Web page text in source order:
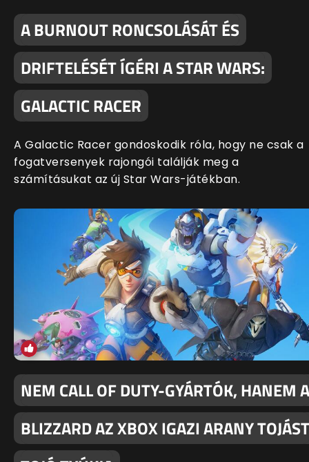
A BURNOUT RONCSOLÁSÁT ÉS
DRIFTELÉSÉT ÍGÉRI A STAR WARS:
GALACTIC RACER
A Galactic Racer gondoskodik róla, hogy ne csak a
fogatversenyek rajongói találják meg a
számításukat az új Star Wars-játékban.
NEM CALL OF DUTY-GYÁRTÓK, HANEM A
BLIZZARD AZ XBOX IGAZI ARANY TOJÁST